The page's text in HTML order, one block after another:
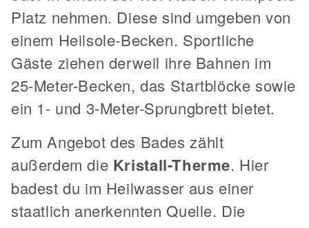
Platz nehmen. Diese sind umgeben von
einem Heilsole-Becken. Sportliche
Gäste ziehen derweil ihre Bahnen im
25-Meter-Becken, das Startblöcke sowie
ein 1- und 3-Meter-Sprungbrett bietet.
Zum Angebot des Bades zählt
außerdem die Kristall-Therme. Hier
badest du im Heilwasser aus einer
staatlich anerkennten Quelle. Die